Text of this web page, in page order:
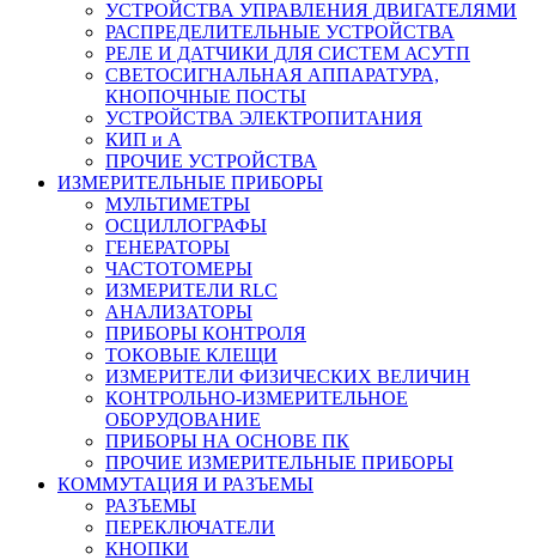
УСТРОЙСТВА УПРАВЛЕНИЯ ДВИГАТЕЛЯМИ
РАСПРЕДЕЛИТЕЛЬНЫЕ УСТРОЙСТВА
РЕЛЕ И ДАТЧИКИ ДЛЯ СИСТЕМ АСУТП
СВЕТОСИГНАЛЬНАЯ АППАРАТУРА,
КНОПОЧНЫЕ ПОСТЫ
УСТРОЙСТВА ЭЛЕКТРОПИТАНИЯ
КИП и А
ПРОЧИЕ УСТРОЙСТВА
ИЗМЕРИТЕЛЬНЫЕ ПРИБОРЫ
МУЛЬТИМЕТРЫ
ОСЦИЛЛОГРАФЫ
ГЕНЕРАТОРЫ
ЧАСТОТОМЕРЫ
ИЗМЕРИТЕЛИ RLC
АНАЛИЗАТОРЫ
ПРИБОРЫ КОНТРОЛЯ
ТОКОВЫЕ КЛЕЩИ
ИЗМЕРИТЕЛИ ФИЗИЧЕСКИХ ВЕЛИЧИН
КОНТРОЛЬНО-ИЗМЕРИТЕЛЬНОЕ
ОБОРУДОВАНИЕ
ПРИБОРЫ НА ОСНОВЕ ПК
ПРОЧИЕ ИЗМЕРИТЕЛЬНЫЕ ПРИБОРЫ
КОММУТАЦИЯ И РАЗЪЕМЫ
РАЗЪЕМЫ
ПЕРЕКЛЮЧАТЕЛИ
КНОПКИ